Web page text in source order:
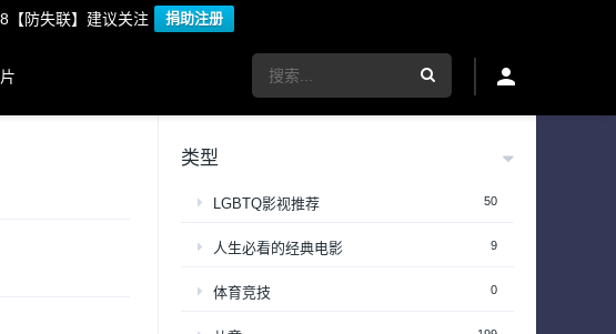
【防失联】建议关注 捐助注册
类型
LGBTQ影视推荐 50
人生必看的经典电影 9
体育竞技 0